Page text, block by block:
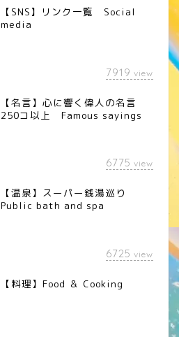
【SNS】リンク一覧 Social
media
7919 view
【名言】心に響く偉人の名言
250コ以上 Famous sayings
6775 view
【温泉】スーパー銭湯巡り
Public bath and spa
6725 view
【料理】Food ＆ Cooking